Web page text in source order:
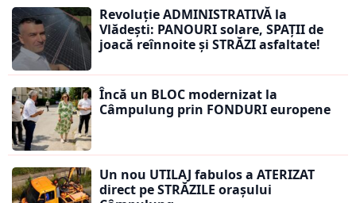
Revoluție ADMINISTRATIVĂ la
Vlădești: PANOURI solare, SPAȚII de
joacă reînnoite și STRĂZI asfaltate!
Încă un BLOC modernizat la
Câmpulung prin FONDURI europene
Un nou UTILAJ fabulos a ATERIZAT
direct pe STRĂZILE orașului